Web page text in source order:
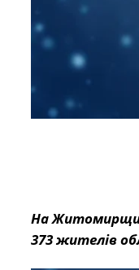
На
373 жителів